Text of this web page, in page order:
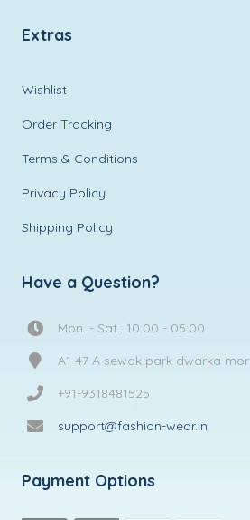
Extras
Wishlist
Order Tracking
Terms & Conditions
Privacy Policy
Shipping Policy
Have a Question?
Mon. - Sat.: 10:00 - 05:00
A1 47 A sewak park dwarka mor
+91-9318481525
support@fashion-wear.in
Payment Options